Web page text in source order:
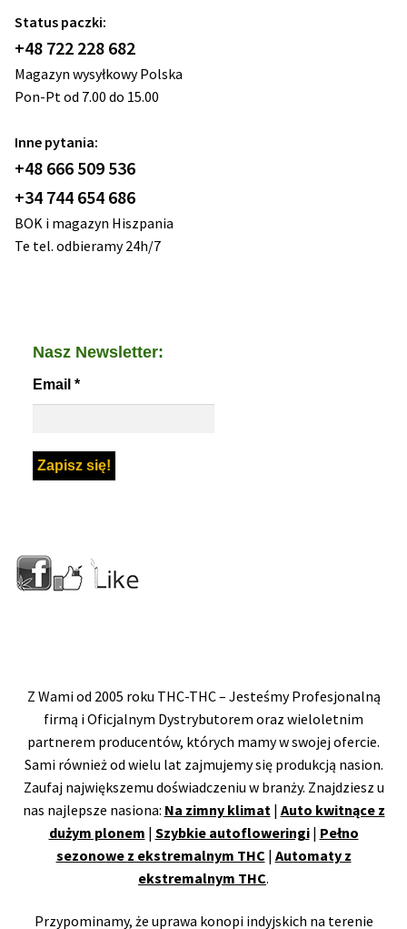
Status paczki:
+48 722 228 682
Magazyn wysyłkowy Polska
Pon-Pt od 7.00 do 15.00
Inne pytania:
+48 666 509 536
+34 744 654 686
BOK i magazyn Hiszpania
Te tel. odbieramy 24h/7
Nasz Newsletter:
Email *
Z Wami od 2005 roku THC-THC – Jesteśmy Profesjonalną
firmą i Oficjalnym Dystrybutorem oraz wieloletnim
partnerem producentów, których mamy w swojej ofercie.
Sami również od wielu lat zajmujemy się produkcją nasion.
Zaufaj największemu doświadczeniu w branży. Znajdziesz u
nas najlepsze nasiona: Na zimny klimat | Auto kwitnące z
dużym plonem | Szybkie autofloweringi| Pełno
sezonowe z ekstremalnym THC | Automaty z
ekstremalnym THC.
Przypominamy, że uprawa konopi indyjskich na terenie